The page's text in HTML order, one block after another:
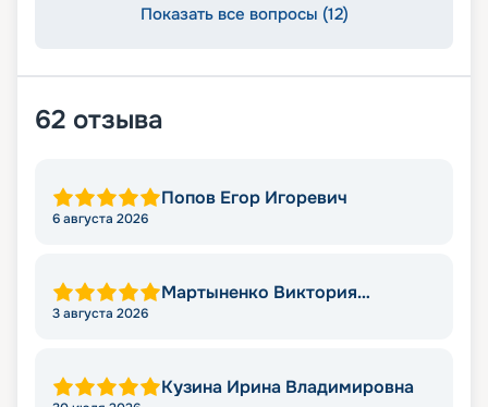
Показать все вопросы (12)
62 отзыва
Попов Егор Игоревич
6 августа 2026
Мартыненко Виктория
3 августа 2026
Кузина Ирина Владимировна